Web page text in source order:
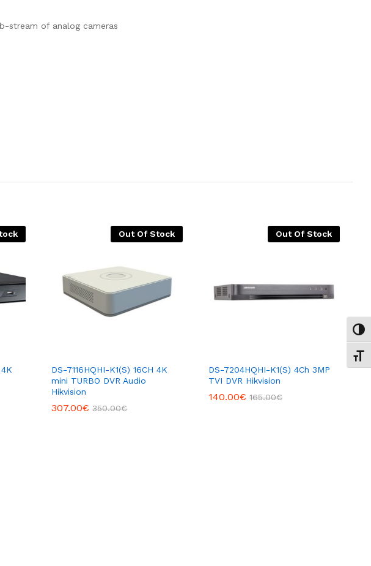
stream of analog cameras
Out Of Stock
DS-7116HQHI-K1(S) 16CH 4K
mini TURBO DVR Audio
Hikvision
307.00€ 350.00€
Out Of Stock
DS-7204HQHI-K1(S) 4Ch 3MP
TVI DVR Hikvision
140.00€ 165.00€